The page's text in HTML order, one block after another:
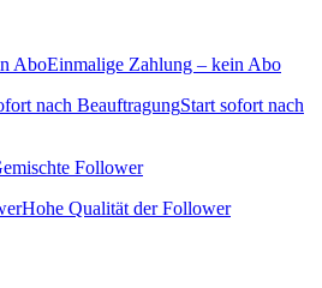
Einmalige Zahlung – kein Abo
Start sofort nach
Follower
Hohe Qualität der Follower